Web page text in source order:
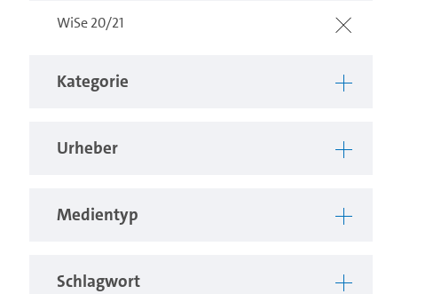
WiSe 20/21
Kategorie
Urheber
Medientyp
Schlagwort